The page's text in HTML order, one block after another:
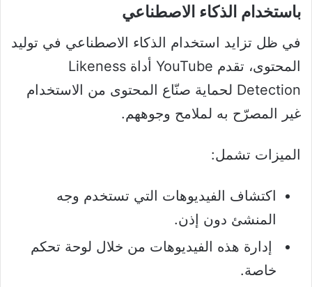
باستخدام الذكاء الاصطناعي
في ظل تزايد استخدام الذكاء الاصطناعي في توليد
المحتوى، تقدم YouTube أداة Likeness
Detection لحماية صنّاع المحتوى من الاستخدام
غير المصرّح به لملامح وجوههم.
الميزات تشمل:
اكتشاف الفيديوهات التي تستخدم وجه
المنشئ دون إذن.
إدارة هذه الفيديوهات من خلال لوحة تحكم
خاصة.